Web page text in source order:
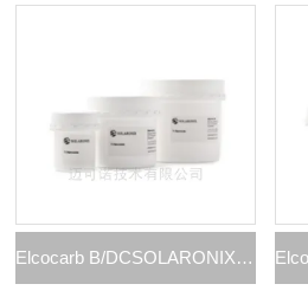
Elcocarb B/DCSOLARONIX钙钛矿导电碳层浆料 B/DC